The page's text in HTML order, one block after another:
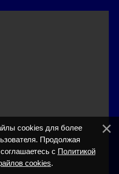
cookies для более
Продолжая
с Политикой
cookies.